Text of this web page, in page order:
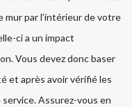
mur par l’intérieur de votre
ci a un impact
Vous devez donc baser
et après avoir vérifié les
Assurez-vous en